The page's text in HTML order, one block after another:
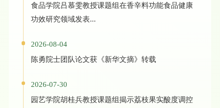
食品学院吕慕雯教授课题组在香辛料功能食品健康
功效研究领域发表...
2026-08-04
陈勇院士团队论文获《新华文摘》转载
2026-07-30
园艺学院胡桂兵教授课题组揭示荔枝果实酸度调控